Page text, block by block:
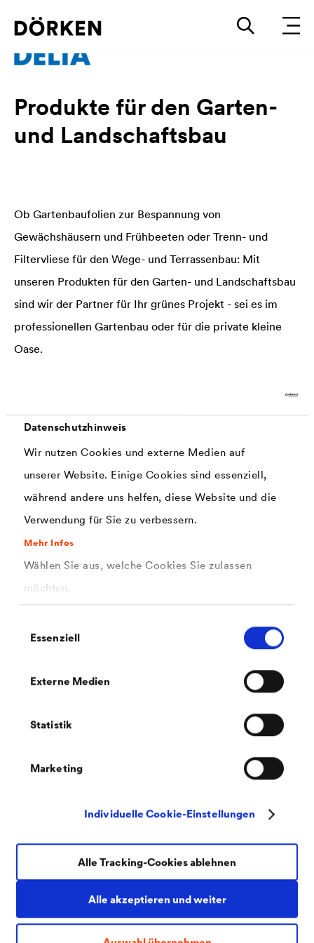
Datenschutzhinweis
Wir nutzen Cookies und externe Medien auf
unserer Website. Einige Cookies sind essenziell,
während andere uns helfen, diese Website und die
Verwendung für Sie zu verbessern.
Mehr Infos
Wählen Sie aus, welche Cookies Sie zulassen
möchten.
Essenziell
Externe Medien
Statistik
Marketing
Individuelle Cookie-Einstellungen
Alle akzeptieren und weiter
Alle Tracking-Cookies ablehnen
Produkte für den Garten-
und Landschaftsbau
Ob Gartenbaufolien zur Bespannung von
Gewächshäusern und Frühbeeten oder Trenn- und
Filtervliese für den Wege- und Terrassenbau: Mit
unseren Produkten für den Garten- und Landschaftsbau
sind wir der Partner für Ihr grünes Projekt - sei es im
professionellen Gartenbau oder für die private kleine
Oase.
Hoch UV-stabilisierte Gartenbaufolie zur Bespannung von
Gewächshäusern, Frühbeetfenstern oder Frühbeettunneln
Filtervlies zum Schutz der Drän- und
Wasserspeicherfunktion.